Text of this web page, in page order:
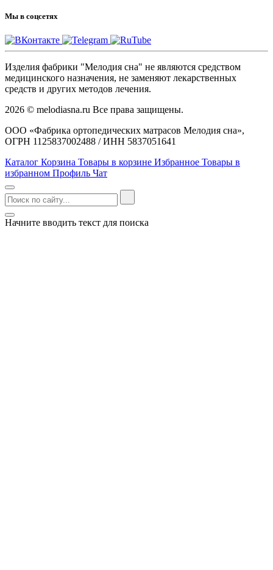
Мы в соцсетях
Изделия фабрики "Мелодия сна" не являются средством
медицинского назначения, не заменяют лекарственных
средств и других методов лечения.
2026 © melodiasna.ru Все права защищены.
ООО «Фабрика ортопедических матрасов Мелодия сна»,
ОГРН 1125837002488 / ИНН 5837051641
Каталог Корзина Товары в корзине Избранное Товары в
избранном Профиль Чат
Начните вводить текст для поиска